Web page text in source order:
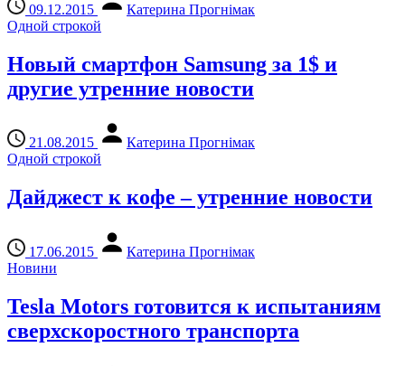
09.12.2015
Катерина Прогнімак
Одной строкой
Новый смартфон Samsung за 1$ и
другие утренние новости
21.08.2015
Катерина Прогнімак
Одной строкой
Дайджест к кофе – утренние новости
17.06.2015
Катерина Прогнімак
Новини
Tesla Motors готовится к испытаниям
сверхскоростного транспорта